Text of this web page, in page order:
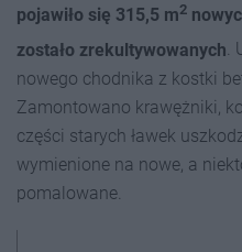
pojawiło się 315,5 m2
zostało zrekultywowanych.
nowego chodnika z kostki
Zamontowano krawężniki,
części starych ławek
wymienione na nowe, a
pomalowane.